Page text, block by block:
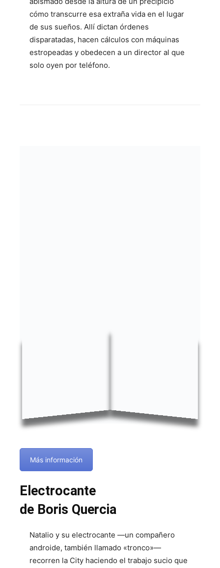
cómo transcurre esa extraña vida en el lugar
de sus sueños. Allí dictan órdenes
disparatadas, hacen cálculos con máquinas
estropeadas y obedecen a un director al que
solo oyen por teléfono.
Más información
Electrocante
de Boris Quercia
Natalio y su electrocante ―un compañero
androide, también llamado «tronco»―
recorren la City haciendo el trabajo sucio que